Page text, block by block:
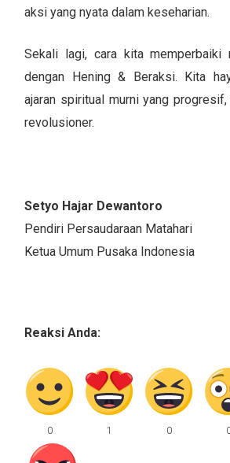
aksi yang nyata dalam keseharian.
Sekali lagi, cara kita memperbaiki
dengan Hening & Beraksi. Kita
ajaran spiritual murni yang
revolusioner.
Setyo Hajar Dewantoro
Pendiri Persaudaraan Matahari
Ketua Umum Pusaka Indonesia
Reaksi Anda: